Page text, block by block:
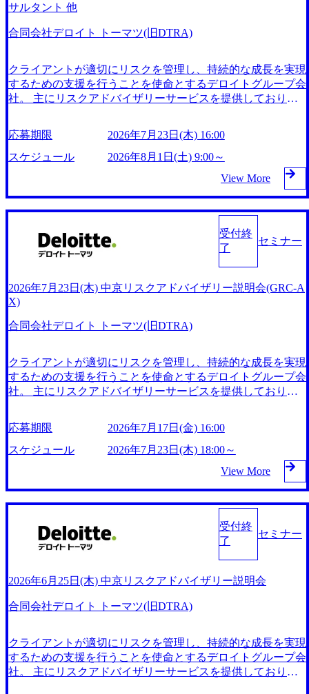
サルタント 他
合同会社デロイト トーマツ(旧DTRA)
クライアントが適切にリスクを管理し、持続的な成長を実現
するための支援を行うことを使命とするデロイトグループ会
社。 主にリスクアドバイザリーサービスを提供しており、
スク、ストラテジックリスク、レギュラトリーリスクなど多
岐にわたる分野でクライアントをサポートしている。 Fortun
e Global 500企業の約90%と取引があり、信頼性と実績を誇っ
ている。 2026年8月1日(土) 9:00～19:00 2026年7月23日(木) 16:
00 ※9:00～19:00の間で、1回につき1時間程度の面接を想定
しております。 ※2回面接を想定しており、1次面接合格時
には、同日に最終面接のご案内ならびに最終面接実施と致し
ます。その為、ご予定は1日空けた状態でご参加いただけま
すと幸いです。 ※事前に書類選考、SPI試験(web)がございま
す。書類選考に合格された場合のみ、SPI受験と当日のご案
求人)※詳細は各求人をご確認ください。 ・【RA/FA&O】会
計・経理を軸にしながら事業面・非財務情報・AIデジタル
計プロセス・システム コンサルタント/PMO(会計 × 経営 × D
ンサルタント/PMO(会計 × 経営 × DX で企業変革をリードす
る) ・【RA/FA&O】会計×デジタル領域(会計システム他)の
コンサルタント ・【RA/FA&O】IFRS導入プロジェクト コ
イナンス領域開発チーム立上げ オンライン(ZOOM) 主に
下記いずれかのような方を求めています。 ●事業会社経験を
お持ちの方 ・一定規模の企業における概ね3年以上の経理、
財務、企画、FP&A経験を必須といたします。 ・事業会社に
おけるプロジェクト関与経験を必須といたします。 ・全
社、部門横断のプロジェクト経験がある方は尚可です。 ●コ
ンサル・アドバイザリー会社経験を持ちの方 ・コンサル、
アドバイザリー会社における経験を必須といたします。 ・
経理、財務、企画、FP&A関連のプロジェクト経験がある方
は尚可です。 ●会計士資格をお持ちの方 ・日本、米国、英
国、豪州、その他の国の会計士取得者は歓迎いたします。
・監査法人において、会計監査業務への関与経験がある方は
尚可です(年数は問いません)。 ※短答式試験合格の方、科目
善や業務自動化・効率化の経験のある方(自社側・受託側問
わず)
応募期限
2026年7月23日(木) 16:00
スケジュール
2026年8月1日(土) 9:00～
View More
受付終
了
セミナー
2026年7月23日(木) 中京リスクアドバイザリー説明会(GRC-A
X)
合同会社デロイト トーマツ(旧DTRA)
クライアントが適切にリスクを管理し、持続的な成長を実現
するための支援を行うことを使命とするデロイトグループ会
社。 主にリスクアドバイザリーサービスを提供しており、
スク、ストラテジックリスク、レギュラトリーリスクなど多
岐にわたる分野でクライアントをサポートしている。 Fortun
e Global 500企業の約90%と取引があり、信頼性と実績を誇っ
ている。 2026年7月23日(木) 18:00～18:30 2026年7月17日(金)
16:00 FY27における中京リスクアドバイザリーの体制や求人
についてご紹介します。 Q&Aセッションもセットしていま
すので、業務内容に加えて働き方やメンバーの雰囲気につい
ても質問可能です。 ● プログラム ・会社説明、サービス説
明 : 20分程度 ・Q&Aセッション : 10分程度 ※説明時間・QA
時間は前後する可能性があります ● 対象チーム GRC-AX
応募期限
2026年7月17日(金) 16:00
スケジュール
2026年7月23日(木) 18:00～
View More
受付終
了
セミナー
2026年6月25日(木) 中京リスクアドバイザリー説明会
合同会社デロイト トーマツ(旧DTRA)
クライアントが適切にリスクを管理し、持続的な成長を実現
するための支援を行うことを使命とするデロイトグループ会
社。 主にリスクアドバイザリーサービスを提供しており、